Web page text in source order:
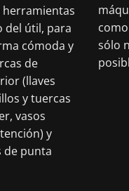
herramientas
del útil, para
cómoda y
de
(llaves
y tuercas
vasos
y
de punta
sólo